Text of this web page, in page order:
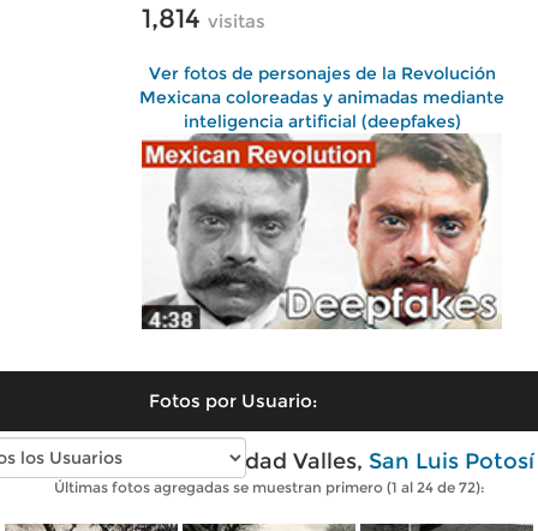
1,814 visitas
Ver fotos de personajes de la Revolución
Mexicana coloreadas y animadas mediante
inteligencia artificial (deepfakes)
Fotos por Usuario:
Fotos antiguas de Ciudad Valles, San Luis Potosí
Últimas fotos agregadas se muestran primero (1 al 24 de 72):